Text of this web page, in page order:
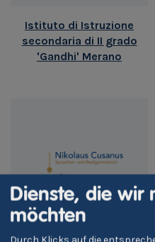
Istituto di Istruzione
secondaria di II grado
'Gandhi' Merano
Dienste, die wir
möchten